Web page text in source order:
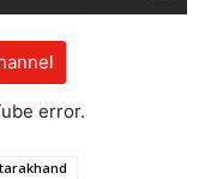
error.